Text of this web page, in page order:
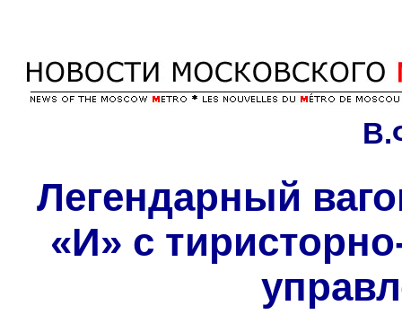
Легендарный
«И» с